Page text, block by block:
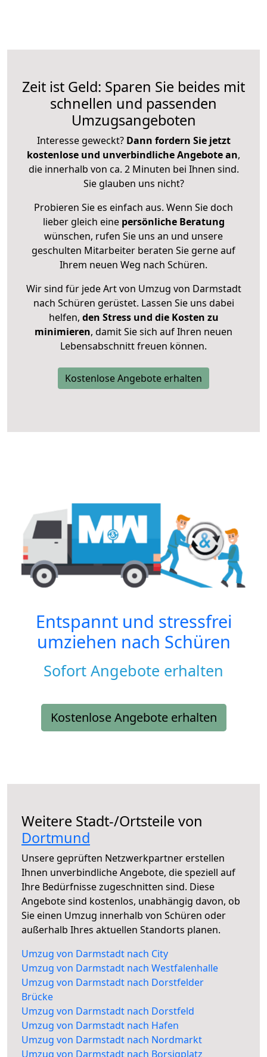
Zeit ist Geld: Sparen Sie beides mit
schnellen und passenden
Umzugsangeboten
Interesse geweckt? Dann fordern Sie jetzt
kostenlose und unverbindliche Angebote an,
die innerhalb von ca. 2 Minuten bei Ihnen sind.
Sie glauben uns nicht?
Probieren Sie es einfach aus. Wenn Sie doch
lieber gleich eine persönliche Beratung
wünschen, rufen Sie uns an und unsere
geschulten Mitarbeiter beraten Sie gerne auf
Ihrem neuen Weg nach Schüren.
Wir sind für jede Art von Umzug von Darmstadt
nach Schüren gerüstet. Lassen Sie uns dabei
helfen, den Stress und die Kosten zu
minimieren, damit Sie sich auf Ihren neuen
Lebensabschnitt freuen können.
Kostenlose Angebote erhalten
Entspannt und stressfrei
umziehen nach Schüren
Sofort Angebote erhalten
Kostenlose Angebote erhalten
Weitere Stadt-/Ortsteile von
Dortmund
Unsere geprüften Netzwerkpartner erstellen
Ihnen unverbindliche Angebote, die speziell auf
Ihre Bedürfnisse zugeschnitten sind. Diese
Angebote sind kostenlos, unabhängig davon, ob
Sie einen Umzug innerhalb von Schüren oder
außerhalb Ihres aktuellen Standorts planen.
Umzug von Darmstadt nach City
Umzug von Darmstadt nach Westfalenhalle
Umzug von Darmstadt nach Dorstfelder
Brücke
Umzug von Darmstadt nach Dorstfeld
Umzug von Darmstadt nach Hafen
Umzug von Darmstadt nach Nordmarkt
Umzug von Darmstadt nach Borsigplatz